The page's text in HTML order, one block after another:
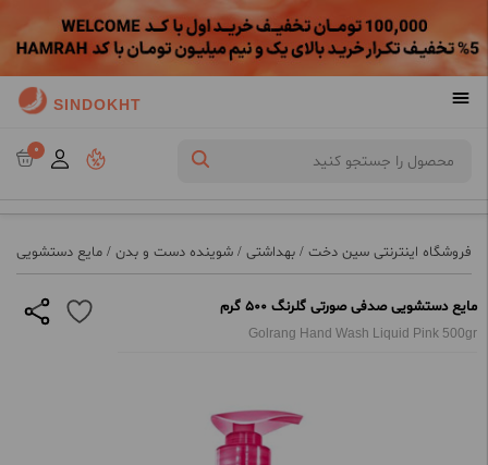
SINDOKHT
0
فروشگاه اینترنتی سین دخت / بهداشتی / شوینده دست و بدن / مایع دستشویی
مایع دستشویی صدفی صورتی گلرنگ 500 گرم
Golrang Hand Wash Liquid Pink 500gr